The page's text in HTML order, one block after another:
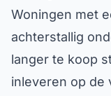
Woningen met
achterstallig
langer te koop
inleveren op de